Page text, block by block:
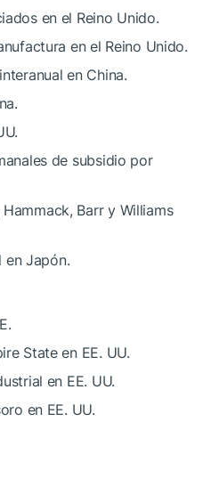
en el Reino Unido.
en el Reino Unido.
en China.
de subsidio por
Barr y Williams
en Japón.
State en EE. UU.
en EE. UU.
en EE. UU.